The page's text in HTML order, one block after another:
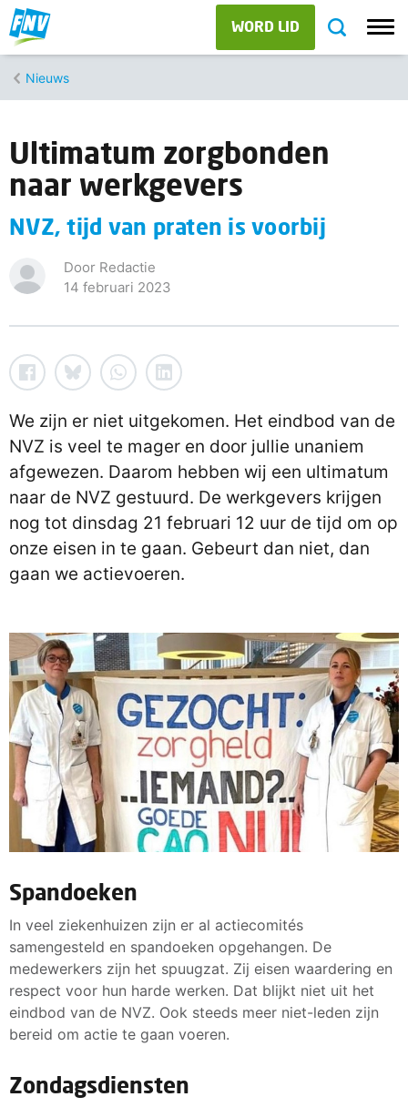
WORD LID
Nieuws
Ultimatum zorgbonden
naar werkgevers
NVZ, tijd van praten is voorbij
Door Redactie
14 februari 2023
We zijn er niet uitgekomen. Het eindbod van de
NVZ is veel te mager en door jullie unaniem
afgewezen. Daarom hebben wij een ultimatum
naar de NVZ gestuurd. De werkgevers krijgen
nog tot dinsdag 21 februari 12 uur de tijd om op
onze eisen in te gaan. Gebeurt dan niet, dan
gaan we actievoeren.
Spandoeken
In veel ziekenhuizen zijn er al actiecomités
samengesteld en spandoeken opgehangen. De
medewerkers zijn het spuugzat. Zij eisen waardering en
respect voor hun harde werken. Dat blijkt niet uit het
eindbod van de NVZ. Ook steeds meer niet-leden zijn
bereid om actie te gaan voeren.
Zondagsdiensten